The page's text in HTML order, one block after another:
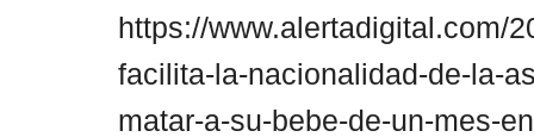
https://www.alertadigital.com/
facilita-la-nacionalidad-de-la-
matar-a-su-bebe-de-un-mes-